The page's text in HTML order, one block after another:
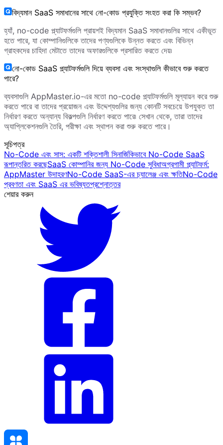
বিদ্যমান SaaS সমাধানের সাথে নো-কোড প্রযুক্তি সংহত করা কি সম্ভব?
হ্যাঁ, no-code প্ল্যাটফর্মগুলি প্রায়শই বিদ্যমান SaaS সমাধানগুলির সাথে একীভূত
হতে পারে, যা কোম্পানিগুলিকে তাদের পণ্যগুলিকে উন্নত করতে এবং বিভিন্ন
গ্রাহকদের চাহিদা মেটাতে তাদের অফারগুলিকে প্রসারিত করতে দেয়৷
নো-কোড SaaS প্ল্যাটফর্মগুলি দিয়ে ব্যবসা এবং সংস্থাগুলি কীভাবে শুরু করতে
পারে?
ব্যবসাগুলি AppMaster.io-এর মতো no-code প্ল্যাটফর্মগুলি মূল্যায়ন করে শুরু
করতে পারে বা তাদের প্রয়োজন এবং উদ্দেশ্যগুলির জন্য কোনটি সবচেয়ে উপযুক্ত তা
নির্ধারণ করতে অন্যান্য বিকল্পগুলি নির্ধারণ করতে পারে৷ সেখান থেকে, তারা তাদের
অ্যাপ্লিকেশনগুলি তৈরি, পরীক্ষা এবং স্থাপন করা শুরু করতে পারে।
সূচিপত্র
No-Code এবং সাস: একটি শক্তিশালী সিনার্জিকিভাবে No-Code SaaS
রূপান্তরিত করছেSaaS কোম্পানির জন্য No-Code সুবিধাঅগ্রগামী প্ল্যাটফর্ম:
AppMaster উদাহরণNo-Code SaaS-এর চ্যালেঞ্জ এবং ক্ষতিNo-Code
প্রবণতা এবং SaaS এর ভবিষ্যতপ্রশ্নোত্তর
শেয়ার করুন